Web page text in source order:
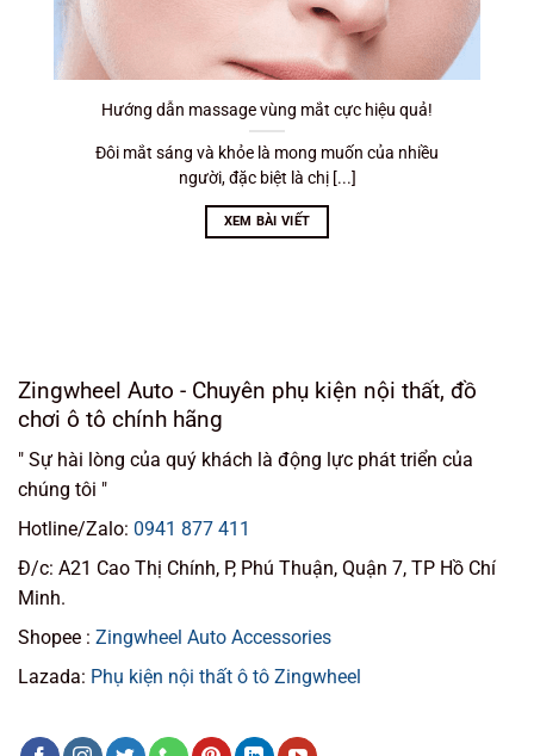
Hướng dẫn massage vùng mắt cực hiệu quả!
Đôi mắt sáng và khỏe là mong muốn của nhiều
người, đặc biệt là chị [...]
XEM BÀI VIẾT
Zingwheel Auto - Chuyên phụ kiện nội thất, đồ
chơi ô tô chính hãng
" Sự hài lòng của quý khách là động lực phát triển của
chúng tôi "
Hotline/Zalo: 0941 877 411
Đ/c: A21 Cao Thị Chính, P, Phú Thuận, Quận 7, TP Hồ Chí
Minh.
Shopee : Zingwheel Auto Accessories
Lazada: Phụ kiện nội thất ô tô Zingwheel